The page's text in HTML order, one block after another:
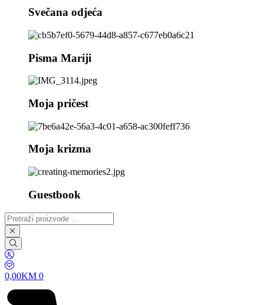
Svečana odjeća
Pisma Mariji
Moja pričest
Moja krizma
Guestbook
Pretraži
proizvode
…
0,00KM 0